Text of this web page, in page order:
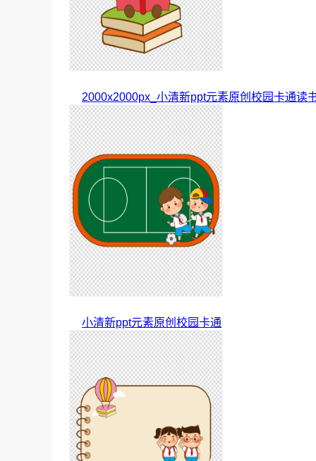
2000x2000px_小清新ppt元素原创校园卡通读
小清新ppt元素原创校园卡通